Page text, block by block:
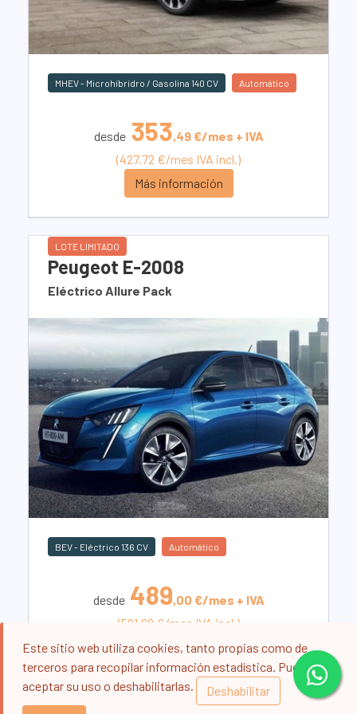
MHEV - Microhíbridro / Gasolina 140 CV Automático
desde 353,49 €/mes + IVA
(427.72 €/mes IVA incl.)
Más información
LOTE LIMITADO
Peugeot E-2008
Eléctrico Allure Pack
BEV - Eléctrico 136 CV Automático
desde 489,00 €/mes + IVA
(591.69 €/mes IVA incl.)
Más información
LOTE LIMITADO
Este sitio web utiliza cookies, tanto propias como de
terceros para recopilar información estadística. Puede
aceptar su uso o deshabilitarlas.
Deshabilitar